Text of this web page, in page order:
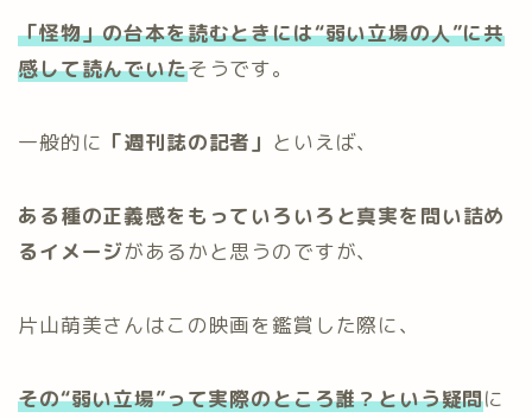
「怪物」の台本を読むときには“弱い立場の人”に共
感して読んでいたそうです。
一般的に 「週刊誌の記者」 といえば、
ある種の正義感をもっていろいろと真実を問い詰め
るイメージがあるかと思うのですが、
片山萌美さんはこの映画を鑑賞した際に、
その“弱い立場”って実際のところ誰？という疑問に